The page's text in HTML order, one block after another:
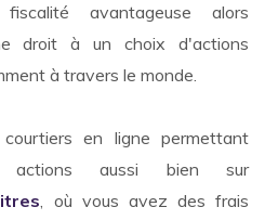
avantageuse alors
droit à un choix d'actions
à travers le monde.
en ligne permettant
actions aussi bien sur
, où vous avez des frais